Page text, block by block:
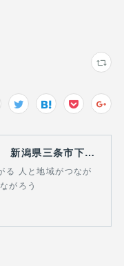
【公式】まもる農園 新潟県三条市下田郷の農家 自然薯（じねんじょ）、さつまいも、じゃがいも等の生産・販売
る 人と地域がつなが
がろう